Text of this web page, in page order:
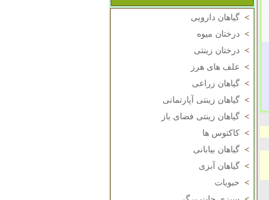
> گیاهان دارویی
> درختان میوه
> درختان زینتی
> علف های هرز
> گیاهان زراعی
> گیاهان زینتی آپارتمانی
> گیاهان زینتی فضای باز
> کاکتوس ها
> گیاهان بیابانی
> گیاهان آبزی
> حبوبات